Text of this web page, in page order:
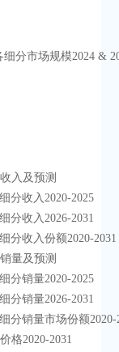
各细分市场规模2024 &
收入及预测
细分收入2020-2025
细分收入2026-2031
细分收入份额2020-2031
销量及预测
细分销量2020-2025
细分销量2026-2031
各细分销量市场份额
价格2020-2031